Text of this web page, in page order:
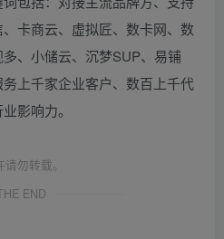
卡商云、虚拟匠、数卡网、数
、小储云、沉梦SUP、易铺
上千家企业客户、数百上千代
影响力。
勿转载。
END